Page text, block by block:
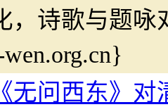
，诗歌与题
无问西东》对